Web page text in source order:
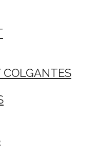
COLGANTES